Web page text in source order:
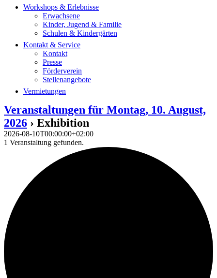
Workshops & Erlebnisse
Erwachsene
Kinder, Jugend & Familie
Schulen & Kindergärten
Kontakt & Service
Kontakt
Presse
Förderverein
Stellenangebote
Vermietungen
Veranstaltungen für Montag, 10. August,
2026 › Exhibition
2026-08-10T00:00:00+02:00
1 Veranstaltung gefunden.